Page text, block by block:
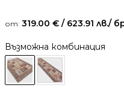
от: 319.00 € / 623.91 лв./
Възможна комбинация